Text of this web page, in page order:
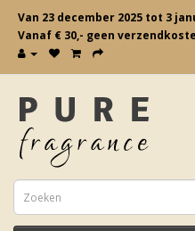
Van 23 december 2025 tot 3
Vanaf € 30,- geen